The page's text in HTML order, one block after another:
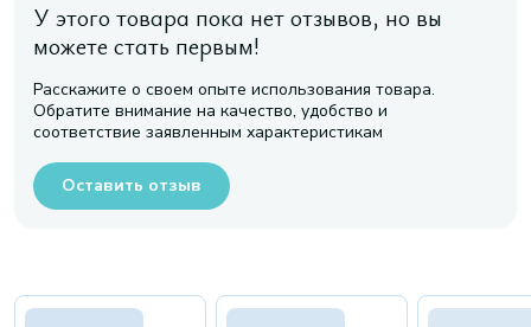
У этого товара пока нет отзывов, но вы
можете стать первым!
Расскажите о своем опыте использования товара.
Обратите внимание на качество, удобство и
соответствие заявленным характеристикам
Оставить отзыв